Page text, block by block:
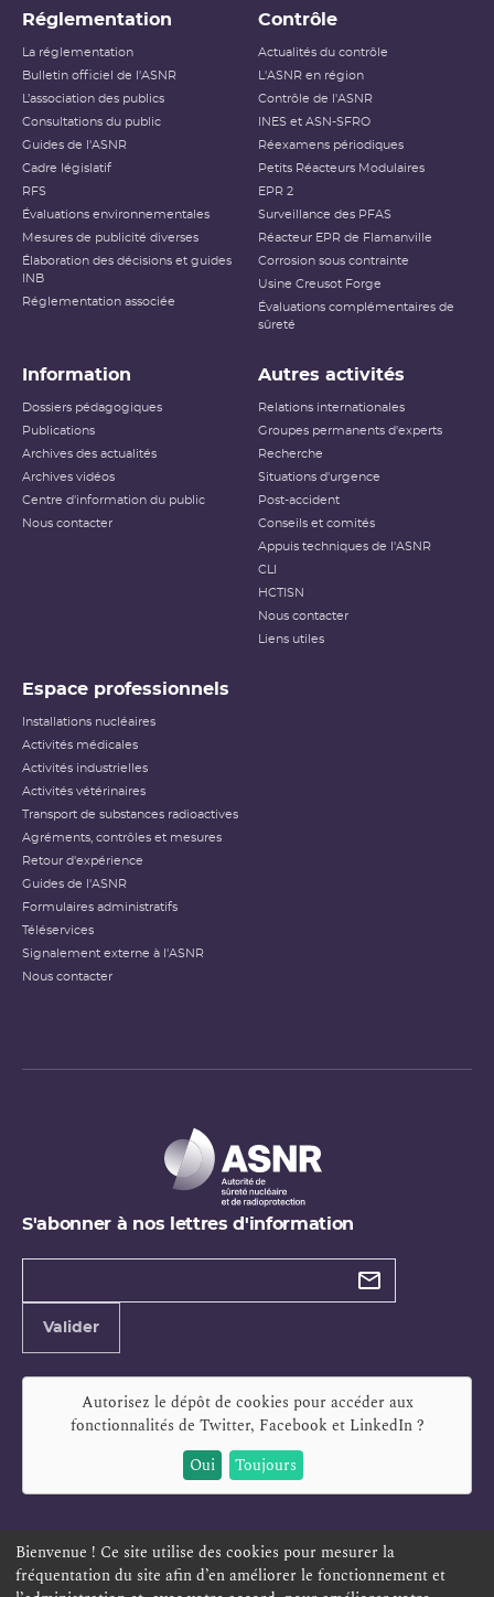
Réglementation
La réglementation
Bulletin officiel de l'ASNR
L’association des publics
Consultations du public
Guides de l'ASNR
Cadre législatif
RFS
Évaluations environnementales
Mesures de publicité diverses
Élaboration des décisions et guides
INB
Réglementation associée
Contrôle
Actualités du contrôle
L'ASNR en région
Contrôle de l'ASNR
INES et ASN-SFRO
Réexamens périodiques
Petits Réacteurs Modulaires
EPR 2
Surveillance des PFAS
Réacteur EPR de Flamanville
Corrosion sous contrainte
Usine Creusot Forge
Évaluations complémentaires de
sûreté
Information
Dossiers pédagogiques
Publications
Archives des actualités
Archives vidéos
Centre d'information du public
Nous contacter
Autres activités
Relations internationales
Groupes permanents d'experts
Recherche
Situations d'urgence
Post-accident
Conseils et comités
Appuis techniques de l'ASNR
CLI
HCTISN
Nous contacter
Liens utiles
Espace professionnels
Installations nucléaires
Activités médicales
Activités industrielles
Activités vétérinaires
Transport de substances radioactives
Agréments, contrôles et mesures
Retour d'expérience
Guides de l'ASNR
Formulaires administratifs
Téléservices
Signalement externe à l'ASNR
Nous contacter
S'abonner à nos lettres d'information
Types de
Valider
Autorisez le dépôt de cookies pour accéder aux
fonctionnalités de Twitter, Facebook et LinkedIn?
Oui
Toujours
ESPACE PERSONNEL OFFRES D'EMPLOI SIGNALEMENT
Bienvenue ! Ce site utilise des cookies pour mesurer la
fréquentation du site afin d’en améliorer le fonctionnement et